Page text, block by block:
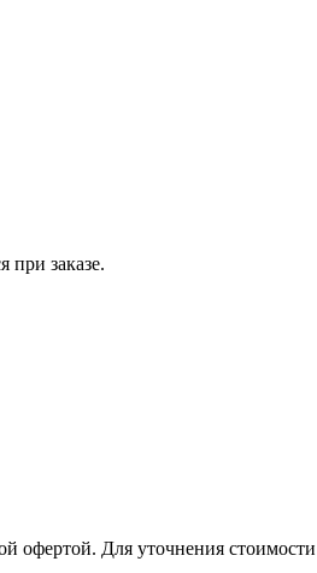
при заказе.
Для уточнения